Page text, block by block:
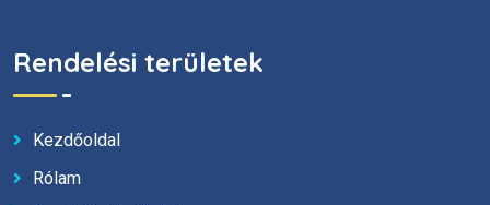
Rendelési területek
Kezdőoldal
Rólam